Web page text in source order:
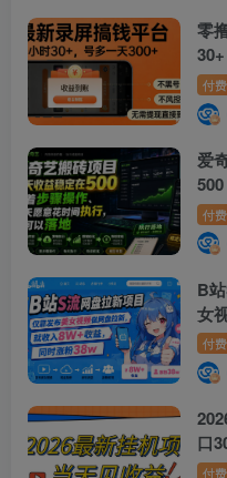
零
控
付
爱
间
付
B
女
益
付
口
干
付